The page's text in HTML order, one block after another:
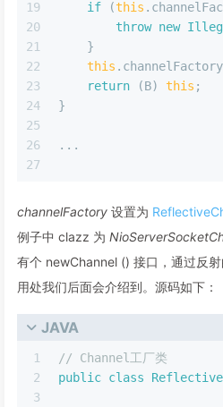
19
20
21
22
23
24
25
26
27
if (this
throw new
    }
this
return (B) this ;
}
...
channelFactory 设置为
例子中 clazz 为
有个 newChannel () 接口，通过反
用处我们后面会介绍到。源码如下：
JAVA
1
2
3
// Channel工厂类
public class